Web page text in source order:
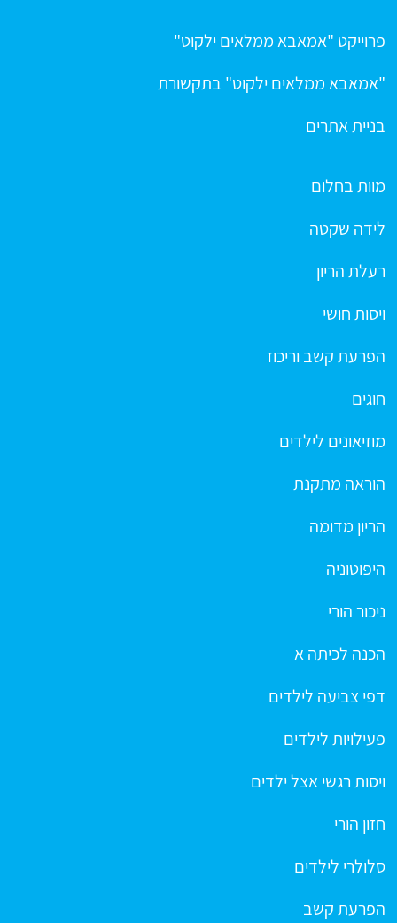
פרוייקט "אמאבא ממלאים ילקוט"
"אמאבא ממלאים ילקוט" בתקשורת
בניית אתרים
מוות בחלום
לידה שקטה
רעלת הריון
ויסות חושי
הפרעת קשב וריכוז
חוגים
מוזיאונים לילדים
הוראה מתקנת
הריון מדומה
היפוטוניה
ניכור הורי
הכנה לכיתה א
דפי צביעה לילדים
פעילויות לילדים
ויסות רגשי אצל ילדים
חזון הורי
סלולרי לילדים
הפרעת קשב